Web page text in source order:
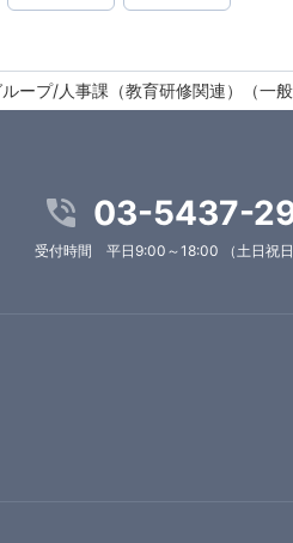
ープ/人事課（教育研修関連）（一般
03-5437-
受付時間 平日9:00～18:00 （土日祝日